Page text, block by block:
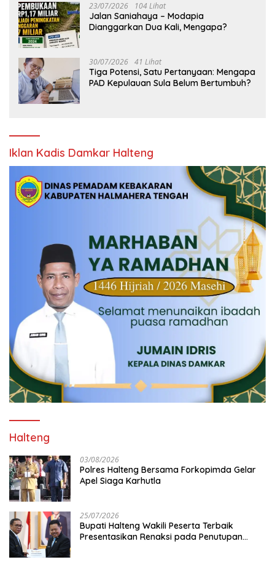
23/07/2026 104 Lihat
Jalan Saniahaya – Modapia
Dianggarkan Dua Kali, Mengapa?
30/07/2026 41 Lihat
Tiga Potensi, Satu Pertanyaan: Mengapa
PAD Kepulauan Sula Belum Bertumbuh?
Iklan Kadis Damkar Halteng
Halteng
03/08/2026
Polres Halteng Bersama Forkopimda Gelar
Apel Siaga Karhutla
25/07/2026
Bupati Halteng Wakili Peserta Terbaik
Presentasikan Renaksi pada Penutupan